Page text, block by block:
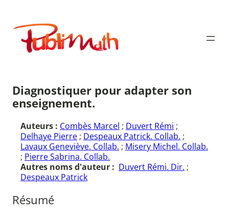
contenu
Publimath
Diagnostiquer pour adapter son
enseignement.
Auteurs : Combès Marcel ; Duvert Rémi ;
Delhaye Pierre ; Despeaux Patrick. Collab. ;
Lavaux Geneviève. Collab. ; Misery Michel. Collab.
; Pierre Sabrina. Collab.
Autres noms d'auteur : Duvert Rémi. Dir. ;
Despeaux Patrick
Résumé